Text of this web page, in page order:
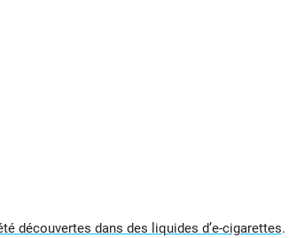
découvertes dans des liquides d’e-cigarettes.